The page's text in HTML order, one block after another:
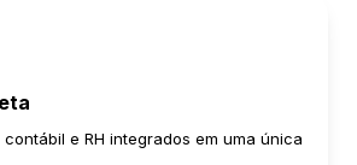
e RH integrados em uma única